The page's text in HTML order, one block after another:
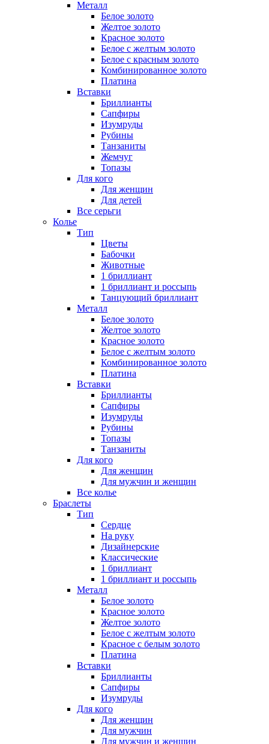
Металл
Белое золото
Желтое золото
Красное золото
Белое с желтым золото
Белое с красным золото
Комбинированное золото
Платина
Вставки
Бриллианты
Сапфиры
Изумруды
Рубины
Танзаниты
Жемчуг
Топазы
Для кого
Для женщин
Для детей
Все серьги
Колье
Тип
Цветы
Бабочки
Животные
1 бриллиант
1 бриллиант и россыпь
Танцующий бриллиант
Металл
Белое золото
Желтое золото
Красное золото
Белое с желтым золото
Комбинированное золото
Платина
Вставки
Бриллианты
Сапфиры
Изумруды
Рубины
Топазы
Танзаниты
Для кого
Для женщин
Для мужчин и женщин
Все колье
Браслеты
Тип
Сердце
На руку
Дизайнерские
Классические
1 бриллиант
1 бриллиант и россыпь
Металл
Белое золото
Красное золото
Желтое золото
Белое с желтым золото
Красное с белым золото
Платина
Вставки
Бриллианты
Сапфиры
Изумруды
Для кого
Для женщин
Для мужчин
Для мужчин и женщин